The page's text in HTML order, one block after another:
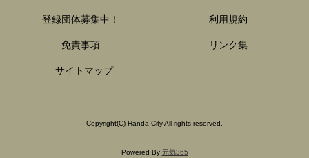
登録団体募集中！ 利用規約
免責事項 リンク集
サイトマップ
Copyright(C) Handa City All rights reserved.
Powered By 元気365